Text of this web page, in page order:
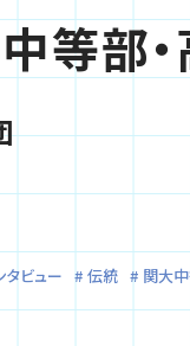
等部
タビュー 伝統 関大